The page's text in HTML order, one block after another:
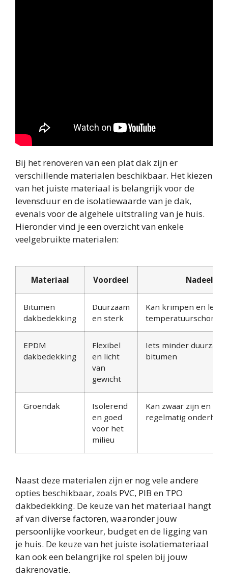
Bij het renoveren van een plat dak zijn er
verschillende materialen beschikbaar. Het kiezen
van het juiste materiaal is belangrijk voor de
levensduur en de isolatiewaarde van je dak,
evenals voor de algehele uitstraling van je huis.
Hieronder vind je een overzicht van enkele
veelgebruikte materialen:
Materiaal Voordeel Nadeel
Bitumen
dakbedekking
Duurzaam
en sterk
Kan krimpen en
EPDM
dakbedekking
Flexibel
en licht
van
gewicht
Iets minder
bitumen
Groendak
Isolerend
en goed
voor het
milieu
Kan zwaar zijn en
regelmatig
Naast deze materialen zijn er nog vele andere
opties beschikbaar, zoals PVC, PIB en TPO
dakbedekking. De keuze van het materiaal hangt
af van diverse factoren, waaronder jouw
persoonlijke voorkeur, budget en de ligging van
je huis. De keuze van het juiste isolatiemateriaal
kan ook een belangrijke rol spelen bij jouw
dakrenovatie.